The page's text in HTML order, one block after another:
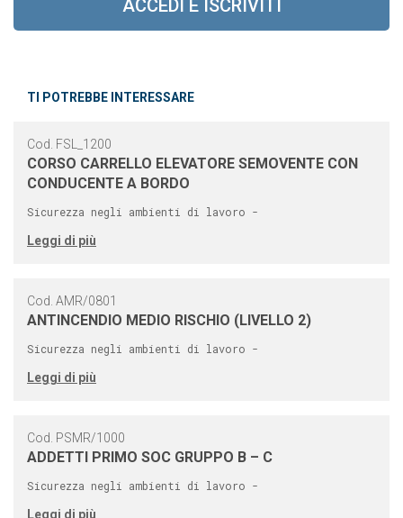
ACCEDI E ISCRIVITI
TI POTREBBE INTERESSARE
Cod. FSL_1200
CORSO CARRELLO ELEVATORE SEMOVENTE CON
CONDUCENTE A BORDO
Sicurezza negli ambienti di lavoro -
Leggi di più
Cod. AMR/0801
ANTINCENDIO MEDIO RISCHIO (LIVELLO 2)
Sicurezza negli ambienti di lavoro -
Leggi di più
Cod. PSMR/1000
ADDETTI PRIMO SOC GRUPPO B – C
Sicurezza negli ambienti di lavoro -
Leggi di più